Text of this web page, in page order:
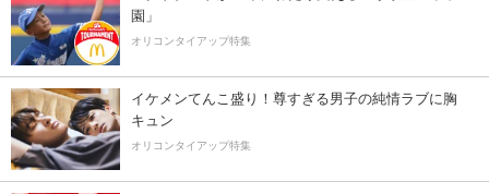
園」
オリコンタイアップ特集
イケメンてんこ盛り！尊すぎる男子の純情ラブに胸
キュン
オリコンタイアップ特集